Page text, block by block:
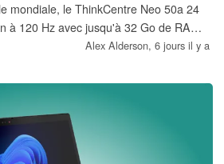
mondiale, le ThinkCentre Neo 50a 24
à 120 Hz avec jusqu'à 32 Go de RAM,
M.2 2280 et un choix de processeurs
Alex Alderson, 6 jours il y a